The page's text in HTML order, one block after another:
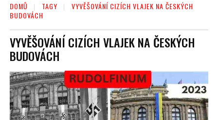
DOMŮ TAGY
VYVĚŠOVÁNÍ CIZÍCH VLAJEK NA ČESKÝCH
BUDOVÁCH
VYVĚŠOVÁNÍ CIZÍCH VLAJEK NA ČESKÝCH
BUDOVÁCH